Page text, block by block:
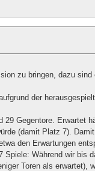
zu bringen, dazu sind
der
29 Gegentore. Erwartet
(damit Platz 7).
den Erwartungen
Während wir bis
Toren als erwartet),